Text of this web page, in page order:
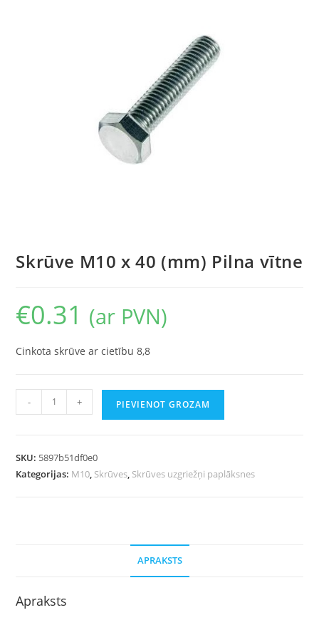
Skrūve M10 x 40 (mm) Pilna vītne
€0.31 (ar PVN)
Cinkota skrūve ar cietību 8,8
- + PIEVIENOT GROZAM
SKU: 5897b51df0e0
Kategorijas: M10, Skrūves, Skrūves uzgriežņi paplāksnes
APRAKSTS
Apraksts